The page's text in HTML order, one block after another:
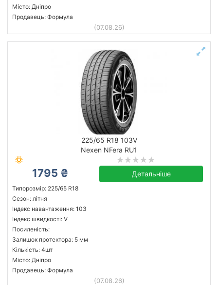
Місто: Дніпро
Продавець: Формула
(07.08.26)
225/65 R18 103V
Nexen NFera RU1
1795 ₴ Детальніше
Типорозмір: 225/65 R18
Сезон: літня
Індекс навантаження: 103
Індекс швидкості: V
Посиленість:
Залишок протектора: 5 мм
Кількість: 4шт
Місто: Дніпро
Продавець: Формула
(07.08.26)